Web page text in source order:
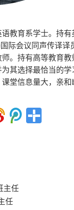
教育系学士。持
际会议同声传译译
。持有高等教育
其选择最恰当的学
堂信息量大，亲和
主任
任